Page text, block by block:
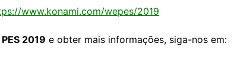
www.konami.com/wepes/2019
PES 2019 e obter mais informações, siga-nos em: